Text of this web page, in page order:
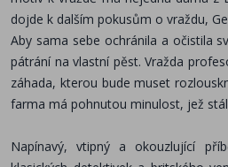
dojde k dalším pokusům o vraždu,
Aby sama sebe ochránila a očistila
pátrání na vlastní pěst. Vražda
záhada, kterou bude muset
farma má pohnutou minulost, jež
Napínavý, vtipný a okouzlující